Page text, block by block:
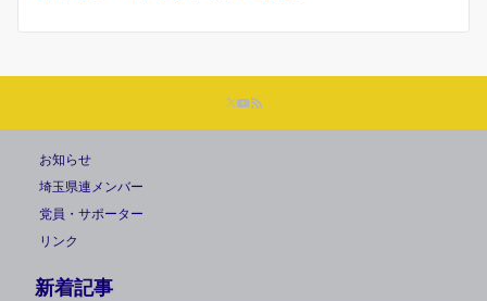
お知らせ
埼玉県連メンバー
党員・サポーター
リンク
新着記事